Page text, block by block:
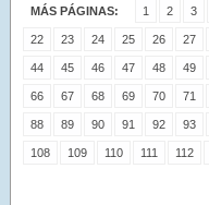
MÁS PÁGINAS: 1 2 3
22 23 24 25 26 27
44 45 46 47 48 49
66 67 68 69 70 71
88 89 90 91 92 93
108 109 110 111 112